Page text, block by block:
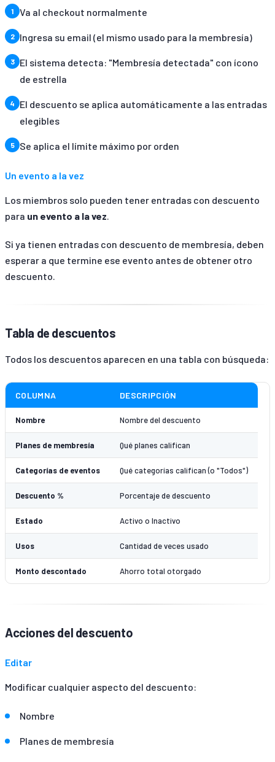
Va al checkout normalmente
Ingresa su email (el mismo usado para la membresía)
El sistema detecta: "Membresía detectada" con ícono
de estrella
El descuento se aplica automáticamente a las entradas
elegibles
Se aplica el límite máximo por orden
Un evento a la vez
Los miembros solo pueden tener entradas con descuento
para un evento a la vez
Si ya tienen entradas con descuento de membresía, deben
esperar a que termine ese evento antes de obtener otro
descuento.
Tabla de descuentos
Todos los descuentos aparecen en una tabla con búsqueda:
COLUMNA DESCRIPCIÓN
Nombre Nombre del descuento
Planes de membresía Qué planes califican
Categorías de eventos Qué categorías califican (o "Todos")
Descuento % Porcentaje de descuento
Estado Activo o Inactivo
Usos Cantidad de veces usado
Monto descontado Ahorro total otorgado
Acciones del descuento
Editar
Modificar cualquier aspecto del descuento:
Nombre
Planes de membresía